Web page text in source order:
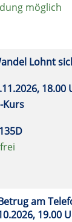
möglich
Lohnt
18.00
Kurs
am
19.00